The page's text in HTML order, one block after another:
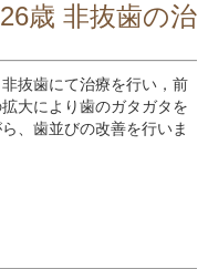
歳 非抜歯の治
抜歯にて治療を行い，前
大により歯のガタガタを
、歯並びの改善を行いま